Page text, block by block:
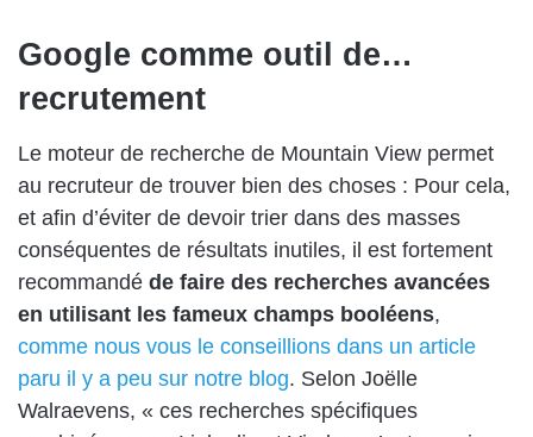
Google comme outil de…
recrutement
Le moteur de recherche de Mountain View permet
au recruteur de trouver bien des choses : Pour cela,
et afin d’éviter de devoir trier dans des masses
conséquentes de résultats inutiles, il est fortement
recommandé de faire des recherches avancées
en utilisant les fameux champs booléens,
comme nous vous le conseillions dans un article
paru il y a peu sur notre blog. Selon Joëlle
Walraevens, « ces recherches spécifiques